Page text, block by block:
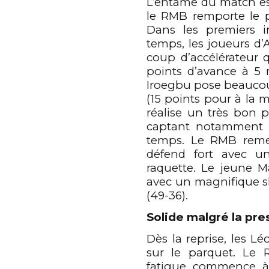
le RMB remporte le
Dans les premiers
temps, les joueurs
coup
points d’avance à
Iroegbu pose
(15 points pour à la
réalise un très bon
captant
temps. Le RMB
défend fort avec
raquette. Le jeune
avec un magnifique
(49-36).
Solide malgré la
Dès la reprise, les
sur le parquet. Le
0
1
2